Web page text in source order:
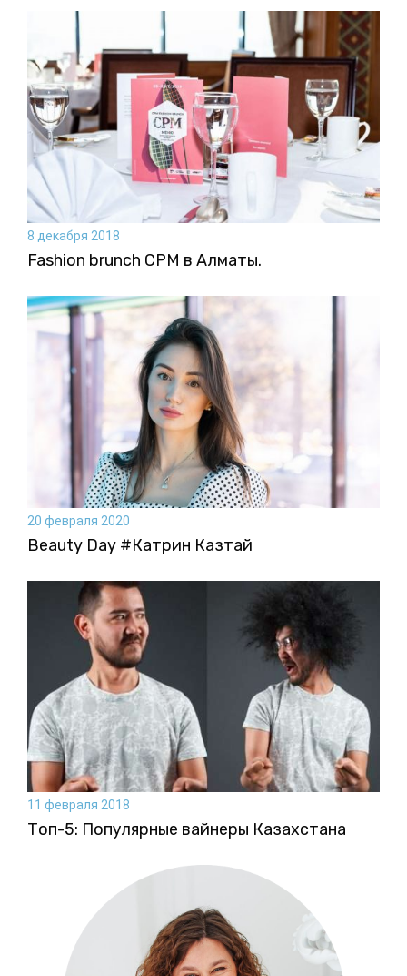
8 декабря 2018
Fashion brunch CPM в Алматы.
20 февраля 2020
Beauty Day #Катрин Казтай
11 февраля 2018
Топ-5: Популярные вайнеры Казахстана